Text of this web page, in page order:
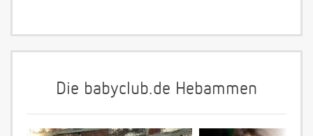
Die babyclub.de Hebammen